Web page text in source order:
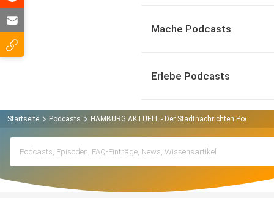
Mache Podcasts
Erlebe Podcasts
Startseite Podcasts HAMBURG AKTUELL - Der Stadtnachrichten Podcast